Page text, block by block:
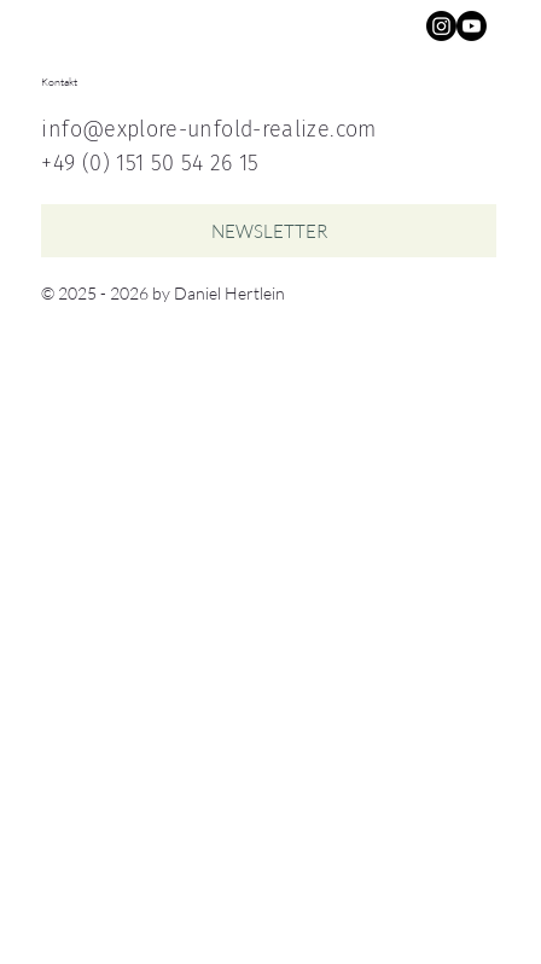
Kontakt
info@explore-unfold-realize.com
+49 (0) 151 50 54 26 15
NEWSLETTER
© 2025 - 2026 by Daniel Hertlein